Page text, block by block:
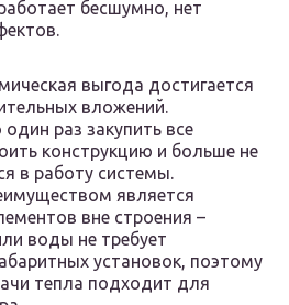
бесшумно, нет
выгода достигается
вложений.
раз закупить все
конструкцию и больше не
в работу системы.
является
вне строения –
воды не требует
установок, поэтому
тепла подходит для